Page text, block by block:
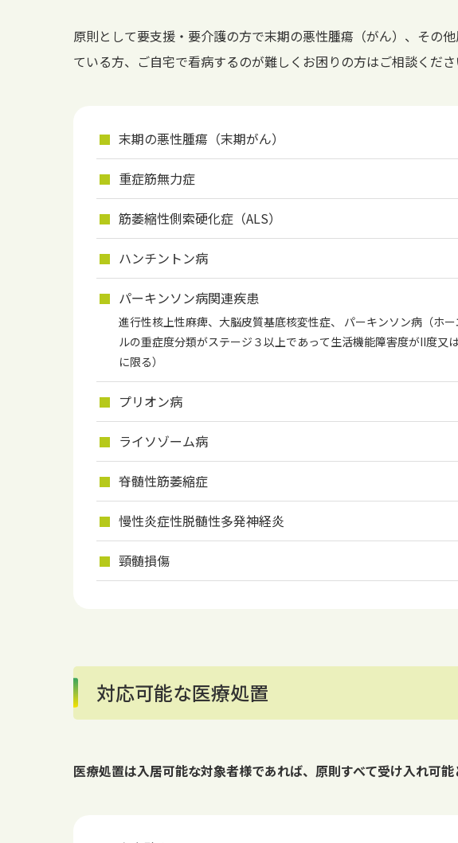
原則として要支援・要介護の方で末期の悪性腫瘍（がん）、その
ている方、ご自宅で看病するのが難しくお困りの方はご相談くださ
末期の悪性腫瘍（末期がん）
重症筋無力症
筋萎縮性側索硬化症（ALS）
ハンチントン病
パーキンソン病関連疾患
進行性核上性麻痺、大脳皮質基底核変性症、 パーキンソン病（ホ
ルの重症度分類がステージ３以上であって生活機能障害度がII度又
に限る）
プリオン病
ライソゾーム病
脊髄性筋萎縮症
慢性炎症性脱髄性多発神経炎
頸髄損傷
対応可能な医療処置
医療処置は入居可能な対象者様であれば、原則すべて受け入れ可能